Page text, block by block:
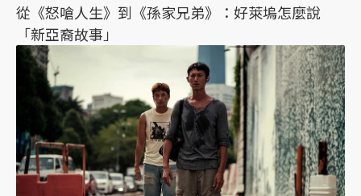
從《怒嗆人生》到《孫家兄弟》：好萊塢怎麼說
「新亞裔故事」